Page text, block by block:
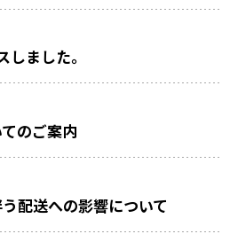
ました。
のご案内
配送への影響について